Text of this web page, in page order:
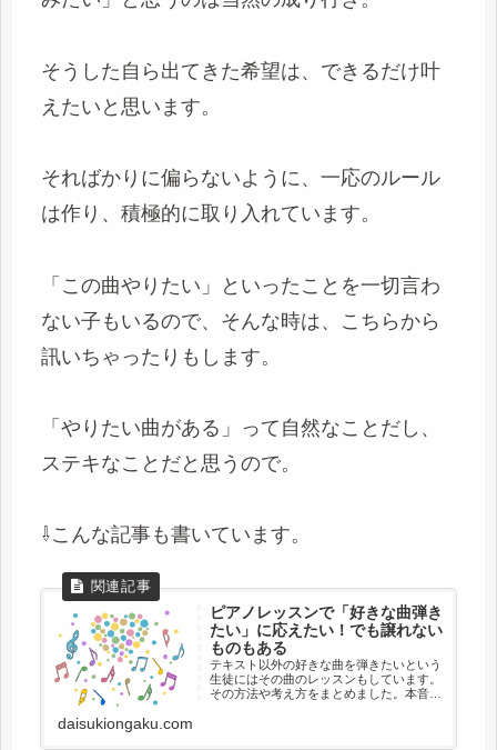
そうした自ら出てきた希望は、できるだけ叶
えたいと思います。
そればかりに偏らないように、一応のルール
は作り、積極的に取り入れています。
「この曲やりたい」といったことを一切言わ
ない子もいるので、そんな時は、こちらから
訊いちゃったりもします。
「やりたい曲がある」って自然なことだし、
ステキなことだと思うので。
⇩こんな記事も書いています。
ピアノレッスンで「好きな曲弾き
たい」に応えたい！でも譲れない
ものもある
テキスト以外の好きな曲を弾きたいという
生徒にはその曲のレッスンもしています。
その方法や考え方をまとめました。本音で
daisukiongaku.com